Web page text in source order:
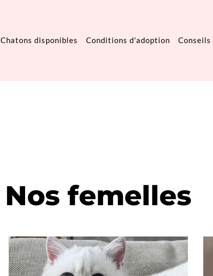
Chatons disponibles Conditions d'adoption
Nos femelles